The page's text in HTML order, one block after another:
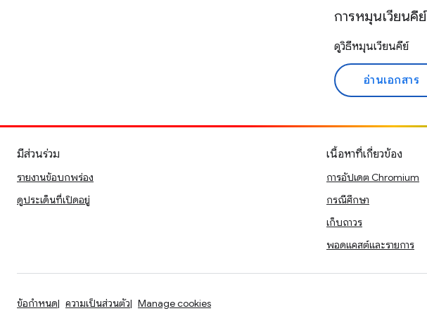
การหมุนเวียนคีย์
ดูวิธีหมุนเวียนคีย์
อ่านเอกสาร
มีส่วนร่วม
รายงานข้อบกพร่อง
ดูประเด็นที่เปิดอยู่
เนื้อหาที่เกี่ยวข้อง
การอัปเดต Chromium
กรณีศึกษา
เก็บถาวร
พอดแคสต์และรายการ
ข้อกำหนด ความเป็นส่วนตัว Manage cookies